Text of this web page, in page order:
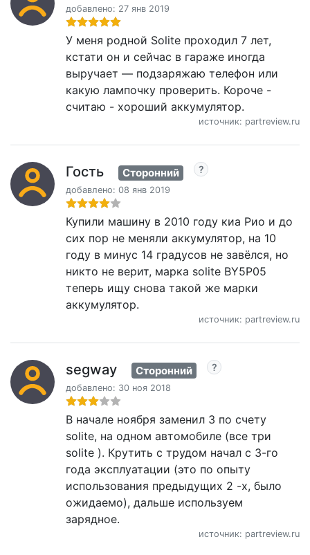
добавлено: 27 янв 2019
У меня родной Solite проходил 7 лет,
кстати он и сейчас в гараже иногда
выручает — подзаряжаю телефон или
какую лампочку проверить. Короче -
считаю - хороший аккумулятор.
источник: partreview.ru
Гость Сторонний
добавлено: 08 янв 2019
Купили машину в 2010 году киа Рио и до
сих пор не меняли аккумулятор, на 10
году в минус 14 градусов не завёлся, но
никто не верит, марка solite BY5P05
теперь ищу снова такой же марки
аккумулятор.
источник: partreview.ru
segway Сторонний
добавлено: 30 ноя 2018
В начале ноября заменил 3 по счету
solite, на одном автомобиле (все три
solite ). Крутить с трудом начал с 3-го
года эксплуатации (это по опыту
использования предыдущих 2 -х, было
ожидаемо), дальше используем
зарядное.
источник: partreview.ru